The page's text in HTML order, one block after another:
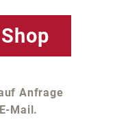
Anfrage
Mail.